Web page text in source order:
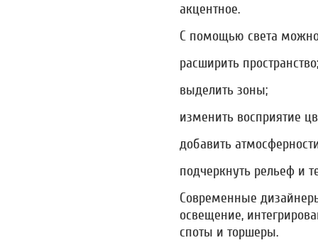
акцентное.
С помощью света
расширить пространство;
выделить зоны;
изменить восприятие
добавить
подчеркнуть рельеф и
Современные
освещение,
споты и торшеры.